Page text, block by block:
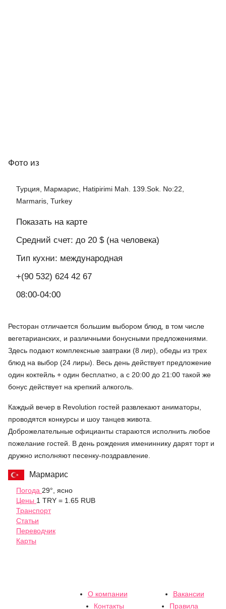
Фото из
Турция, Мармарис, Hatipirimi Mah. 139.Sok. No:22,
Marmaris, Turkey
Показать на карте
Средний счет: до 20 $ (на человека)
Тип кухни: международная
+(90 532) 624 42 67
08:00-04:00
Ресторан отличается большим выбором блюд, в том числе
вегетарианских, и различными бонусными предложениями.
Здесь подают комплексные завтраки (8 лир), обеды из трех
блюд на выбор (24 лиры). Весь день действует предложение
один коктейль + один бесплатно, а с 20:00 до 21:00 такой же
бонус действует на крепкий алкоголь.
Каждый вечер в Revolution гостей развлекают аниматоры,
проводятся конкурсы и шоу танцев живота.
Доброжелательные официанты стараются исполнить любое
пожелание гостей. В день рождения имениннику дарят торт и
дружно исполняют песенку-поздравление.
Мармарис
Погода 29°, ясно
Цены 1 TRY = 1.65 RUB
Транспорт
Статьи
Переводчик
Карты
О компании
Вакансии
Контакты
Правила